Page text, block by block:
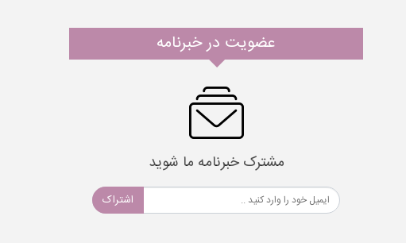
عضویت در خبرنامه
مشترک خبرنامه ما شوید
اشتراک